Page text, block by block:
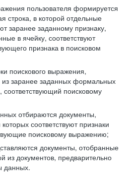
пользователя формируется
строка, в которой отдельные
заранее заданному признаку,
в ячейку, соответствуют
признака в поисковом
поискового выражения,
заранее заданных формальных
соответствующий поисковому
отбираются документы,
соответствуют признаки
поисковому выражению;
документы, отобранные
из документов, предварительно
данных.